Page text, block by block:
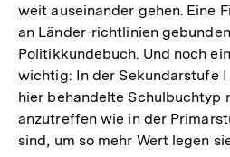
weit auseinander gehen. Eine
an Länder-richtlinien
Politikkundebuch. Und noch
wichtig: In der Sekundarstufe
hier behandelte Schulbuchtyp
anzutreffen wie in der
sind, um so mehr Wert legen